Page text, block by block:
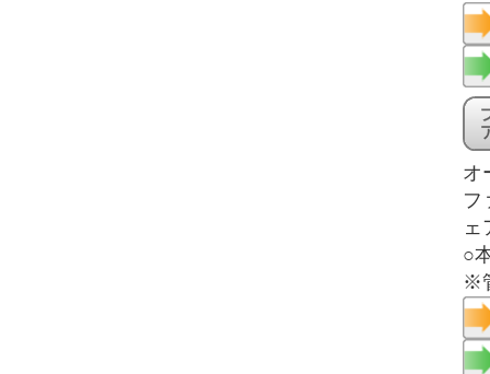
オ
フ
ェ
○
※